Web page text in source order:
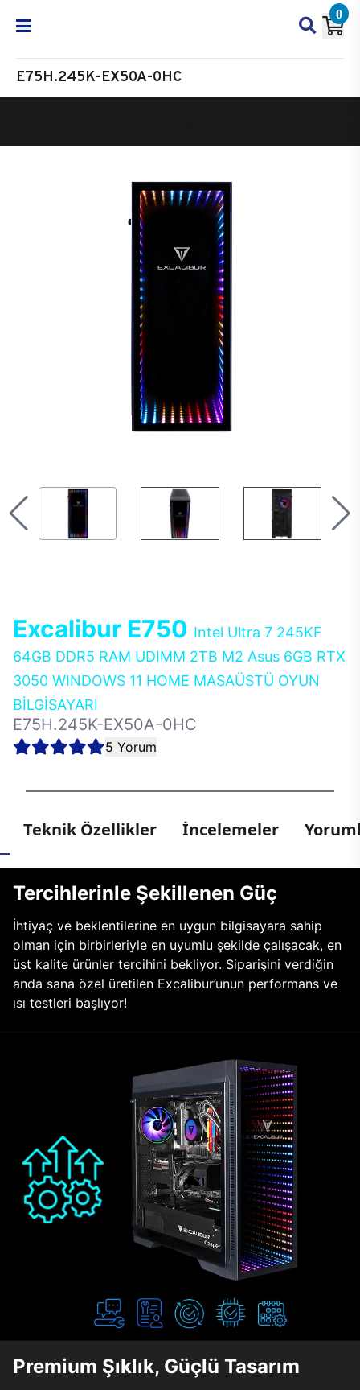
0
E75H.245K-EX50A-0HC
Excalibur E750 Intel Ultra 7 245KF
64GB DDR5 RAM UDIMM 2TB M2 Asus 6GB RTX
3050 WINDOWS 11 HOME MASAÜSTÜ OYUN
BİLGİSAYARI
E75H.245K-EX50A-0HC
5 Yorum
Teknik Özellikler İncelemeler
Tercihlerinle Şekillenen Güç
İhtiyaç ve beklentilerine en uygun bilgisayara sahip
olman için birbirleriyle en uyumlu şekilde çalışacak, en
üst kalite ürünler tercihini bekliyor. Siparişini verdiğin
anda sana özel üretilen Excalibur’unun performans ve
ısı testleri başlıyor!
Premium Şıklık, Güçlü Tasarım